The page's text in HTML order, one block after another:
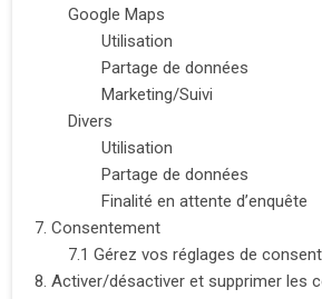
Google Maps
Utilisation
Partage de données
Marketing/Suivi
Divers
Utilisation
Partage de données
Finalité en attente d’enquête
7. Consentement
7.1 Gérez vos réglages de
8. Activer/désactiver et supprimer les